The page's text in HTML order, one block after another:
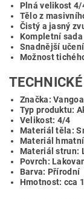
Plná velikost
Tělo z
Čistý a jasný
Kompletní
Snadnější
Možnost
Značka: Vangoa
Typ produktu:
Velikost: 4/4
Materiál těla:
Materiál
Materiál strun:
Povrch:
Barva: Přírodní
Hmotnost: cca